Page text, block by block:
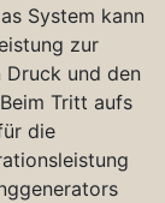
System kann
zur
Druck und den
Tritt aufs
die